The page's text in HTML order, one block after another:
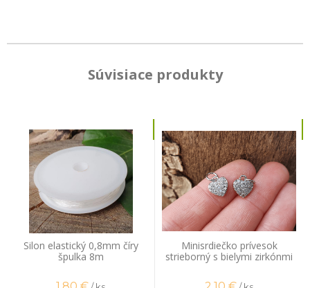
Súvisiace produkty
Silon elastický 0,8mm číry
špulka 8m
Minisrdiečko prívesok
strieborný s bielymi zirkónmi